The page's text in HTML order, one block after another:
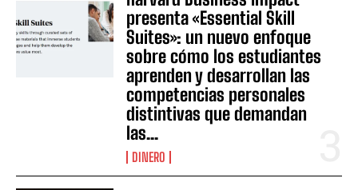
presenta «Essential Skill
Suites»: un nuevo enfoque
sobre cómo los estudiantes
aprenden y desarrollan las
competencias personales
distintivas que demandan
las...
DINERO